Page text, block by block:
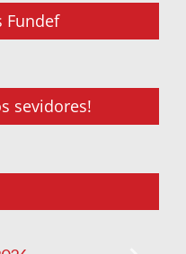
Fundef
sevidores!